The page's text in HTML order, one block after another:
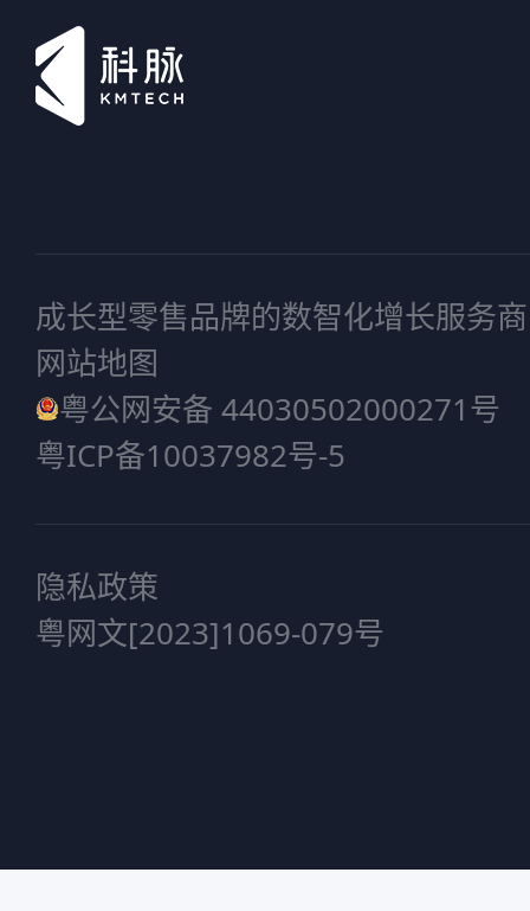
成长型零售品牌的数智化增长服务商
网站地图
粤公网安备 44030502000271号
粤ICP备10037982号-5
隐私政策
粤网文[2023]1069-079号